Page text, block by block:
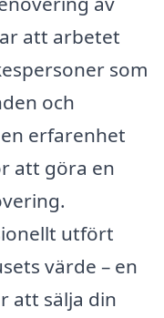
att arbetet
som
och
erfarenhet
att göra en
utfört
värde – en
att sälja din